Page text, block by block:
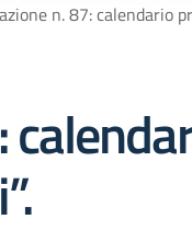
n. 87: calendario